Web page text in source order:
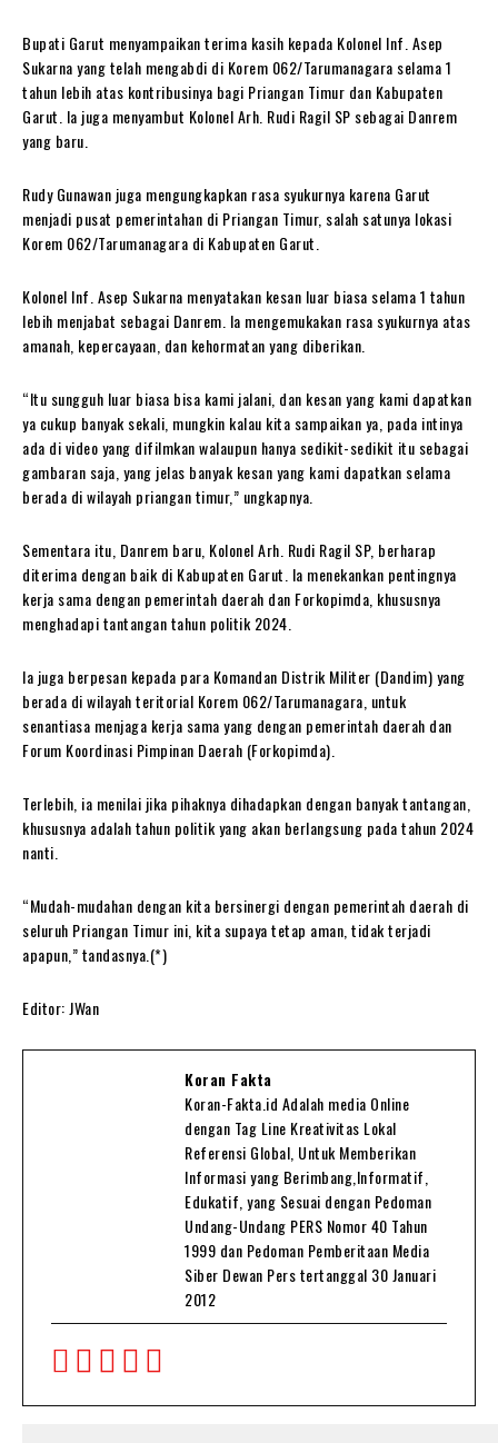
Bupati Garut menyampaikan terima kasih kepada Kolonel Inf. Asep
Sukarna yang telah mengabdi di Korem 062/Tarumanagara selama 1
tahun lebih atas kontribusinya bagi Priangan Timur dan Kabupaten
Garut. Ia juga menyambut Kolonel Arh. Rudi Ragil SP sebagai Danrem
yang baru.
Rudy Gunawan juga mengungkapkan rasa syukurnya karena Garut
menjadi pusat pemerintahan di Priangan Timur, salah satunya lokasi
Korem 062/Tarumanagara di Kabupaten Garut.
Kolonel Inf. Asep Sukarna menyatakan kesan luar biasa selama 1 tahun
lebih menjabat sebagai Danrem. Ia mengemukakan rasa syukurnya atas
amanah, kepercayaan, dan kehormatan yang diberikan.
“Itu sungguh luar biasa bisa kami jalani, dan kesan yang kami dapatkan
ya cukup banyak sekali, mungkin kalau kita sampaikan ya, pada intinya
ada di video yang difilmkan walaupun hanya sedikit-sedikit itu sebagai
gambaran saja, yang jelas banyak kesan yang kami dapatkan selama
berada di wilayah priangan timur,” ungkapnya.
Sementara itu, Danrem baru, Kolonel Arh. Rudi Ragil SP, berharap
diterima dengan baik di Kabupaten Garut. Ia menekankan pentingnya
kerja sama dengan pemerintah daerah dan Forkopimda, khususnya
menghadapi tantangan tahun politik 2024.
Ia juga berpesan kepada para Komandan Distrik Militer (Dandim) yang
berada di wilayah teritorial Korem 062/Tarumanagara, untuk
senantiasa menjaga kerja sama yang dengan pemerintah daerah dan
Forum Koordinasi Pimpinan Daerah (Forkopimda).
Terlebih, ia menilai jika pihaknya dihadapkan dengan banyak tantangan,
khususnya adalah tahun politik yang akan berlangsung pada tahun 2024
nanti.
“Mudah-mudahan dengan kita bersinergi dengan pemerintah daerah di
seluruh Priangan Timur ini, kita supaya tetap aman, tidak terjadi
apapun,” tandasnya.(*)
Editor: JWan
Koran Fakta
Koran-Fakta.id Adalah media Online
dengan Tag Line Kreativitas Lokal
Referensi Global, Untuk Memberikan
Informasi yang Berimbang,Informatif,
Edukatif, yang Sesuai dengan Pedoman
Undang-Undang PERS Nomor 40 Tahun
1999 dan Pedoman Pemberitaan Media
Siber Dewan Pers tertanggal 30 Januari
2012